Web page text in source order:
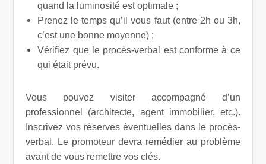
quand la luminosité est optimale ;
Prenez le temps qu’il vous faut (entre 2h ou 3h,
c’est une bonne moyenne) ;
Vérifiez que le procès-verbal est conforme à ce
qui était prévu.
Vous pouvez visiter accompagné d’un
professionnel (architecte, agent immobilier, etc.).
Inscrivez vos réserves éventuelles dans le procès-
verbal. Le promoteur devra remédier au problème
avant de vous remettre vos clés.